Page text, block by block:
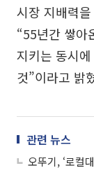
시장 지배력
“55년간 쌓아
지키는 동시
것”이라고 밝
관련 뉴스
오뚜기, ‘로컬